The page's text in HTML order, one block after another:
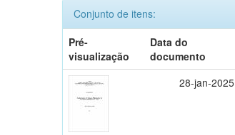
Conjunto de itens:
Pré-
visualização
Data do
documento
28-jan-2025